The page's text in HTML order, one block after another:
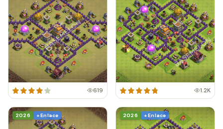
619 1.2K
2026 + Enlace 2026 + Enlace